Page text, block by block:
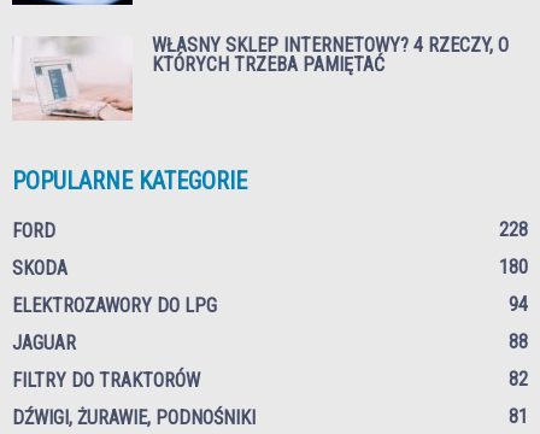
WŁASNY SKLEP INTERNETOWY? 4 RZECZY, O
KTÓRYCH TRZEBA PAMIĘTAĆ
POPULARNE KATEGORIE
FORD
228
SKODA
180
ELEKTROZAWORY DO LPG
94
JAGUAR
88
FILTRY DO TRAKTORÓW
82
DŹWIGI, ŻURAWIE, PODNOŚNIKI
81